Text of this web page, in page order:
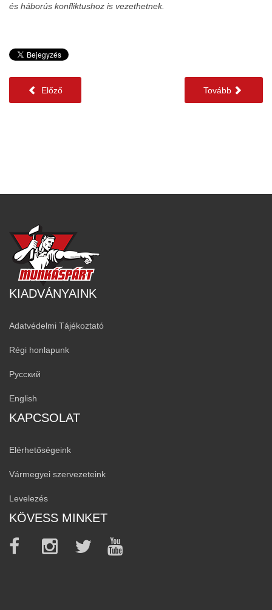
és háborús konfliktushoz is vezethetnek.
Előző Tovább
KIADVÁNYAINK
Adatvédelmi Tájékoztató
Régi honlapunk
Русский
English
KAPCSOLAT
Elérhetőségeink
Vármegyei szervezeteink
Levelezés
KÖVESS MINKET